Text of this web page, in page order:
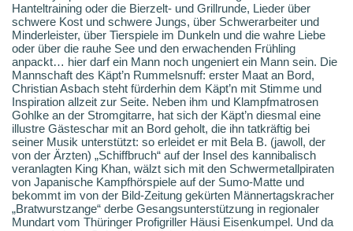
Hanteltraining oder die Bierzelt- und Grillrunde, Lieder über
schwere Kost und schwere Jungs, über Schwerarbeiter und
Minderleister, über Tierspiele im Dunkeln und die wahre Liebe
oder über die rauhe See und den erwachenden Frühling
anpackt… hier darf ein Mann noch ungeniert ein Mann sein. Die
Mannschaft des Käpt’n Rummelsnuff: erster Maat an Bord,
Christian Asbach steht fürderhin dem Käpt’n mit Stimme und
Inspiration allzeit zur Seite. Neben ihm und Klampfmatrosen
Gohlke an der Stromgitarre, hat sich der Käpt’n diesmal eine
illustre Gästeschar mit an Bord geholt, die ihn tatkräftig bei
seiner Musik unterstützt: so erleidet er mit Bela B. (jawoll, der
von der Ärzten) „Schiffbruch“ auf der Insel des kannibalisch
veranlagten King Khan, wälzt sich mit den Schwermetallpiraten
von Japanische Kampfhörspiele auf der Sumo-Matte und
bekommt im von der Bild-Zeitung gekürten Männertagskracher
„Bratwurstzange“ derbe Gesangsunterstützung in regionaler
Mundart vom Thüringer Profigriller Häusi Eisenkumpel. Und da